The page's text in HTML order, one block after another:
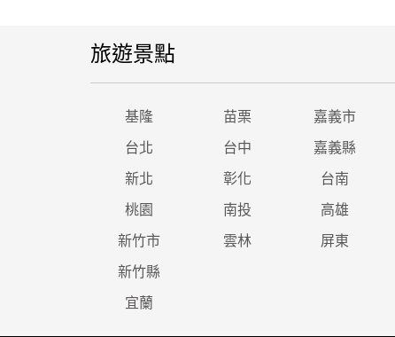
旅遊景點
基隆 苗栗 嘉義市
台北 台中 嘉義縣
新北 彰化 台南
桃園 南投 高雄
新竹市 雲林 屏東
新竹縣
宜蘭